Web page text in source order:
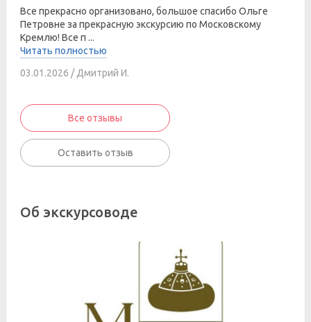
Все прекрасно организовано, большое спасибо Ольге
Петровне за прекрасную экскурсию по Московскому
Кремлю! Все п ...
Читать полностью
03.01.2026 / Дмитрий И.
Все отзывы
Оставить отзыв
Об экскурсоводе